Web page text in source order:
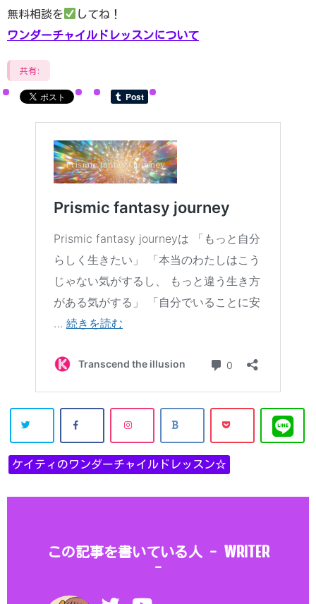
無料相談を
してね！
ワンダーチャイルドレッスンについて
共有:
ケイティのワンダーチャイルドレッスン☆
この記事を書いている人 - WRITER
-